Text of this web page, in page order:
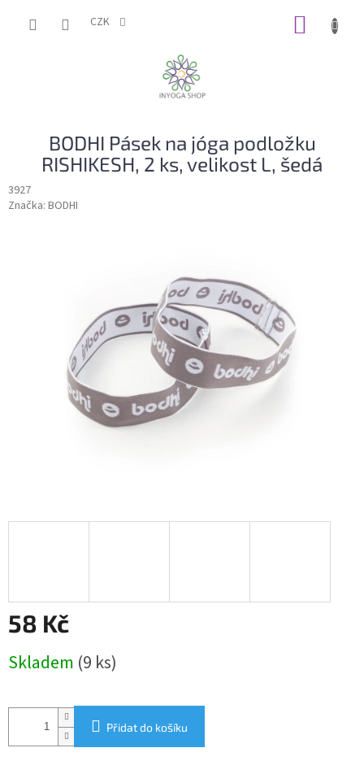
CZK
BODHI Pásek na jóga podložku
RISHIKESH, 2 ks, velikost L, šedá
3927
Značka: BODHI
58 Kč
cena:
Skladem (9 ks)
Přidat do košíku